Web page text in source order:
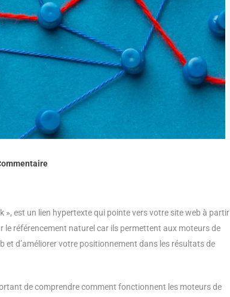
», est un lien hypertexte qui pointe vers votre site web à partir
référencement naturel car ils permettent aux moteurs de
et d’améliorer votre positionnement dans les résultats de
de comprendre comment fonctionnent les moteurs de